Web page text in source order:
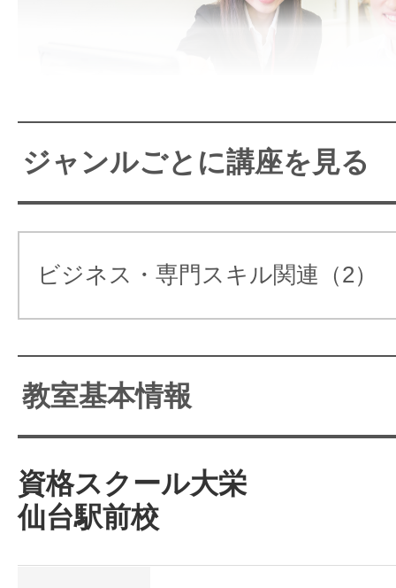
そ！
「あなたのキャリアに、本気の
を。」をモットーに「医療事務
引士」「ファイナンシャルプラ
ジャンルごとに講座を見る
ビジネス・専門スキル関連（2）
教室基本情報
資格スクール大栄
仙台駅前校